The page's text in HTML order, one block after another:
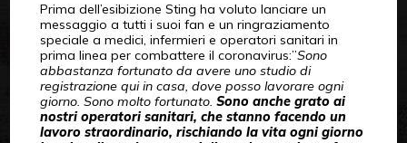
Prima dell’esibizione Sting ha voluto lanciare un
messaggio a tutti i suoi fan e un ringraziamento
speciale a medici, infermieri e operatori sanitari in
prima linea per combattere il coronavirus:”Sono
abbastanza fortunato da avere uno studio di
registrazione qui in casa, dove posso lavorare ogni
giorno. Sono molto fortunato. Sono anche grato ai
nostri operatori sanitari, che stanno facendo un
lavoro straordinario, rischiando la vita ogni giorno